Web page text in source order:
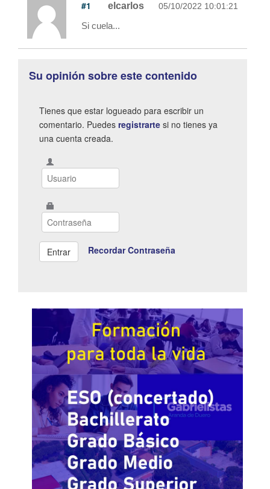
#1 elcarlos 05/10/2022 10:01:21
Si cuela...
Su opinión sobre este contenido
Tienes que estar logueado para escribir un
comentario. Puedes registrarte si no tienes ya
una cuenta creada.
Recordar Contraseña